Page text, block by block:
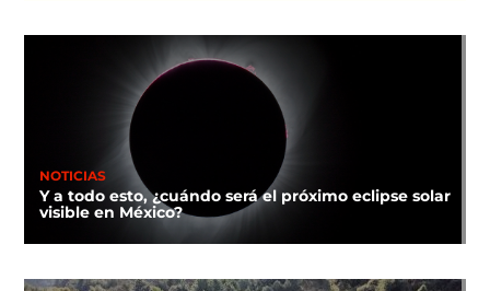
NOTICIAS
Y a todo esto, ¿cuándo será el próximo eclipse solar
visible en México?